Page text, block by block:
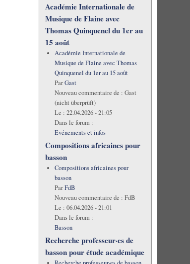
Académie Internationale de
Musique de Flaine avec
Thomas Quinquenel du 1er au
15 août
Académie Internationale de
Musique de Flaine avec Thomas
Quinquenel du 1er au 15 août
ParGast
Nouveau commentaire de : Gast
(nicht überprüft)
Le : 22.04.2026 - 21:05
Dans le forum :
Evénements et infos
Compositions africaines pour
basson
Compositions africaines pour
basson
ParFdB
Nouveau commentaire de : FdB
Le : 06.04.2026 - 21:01
Dans le forum :
Basson
Recherche professeur·es de
basson pour étude académique